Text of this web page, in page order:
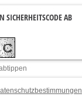
SICHERHEITSCODE AB